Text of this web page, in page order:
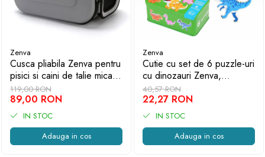
Zenva
Cusca pliabila Zenva pentru
pisici si caini de talie mica -
portabila, aerisita si usor de
transportat, Gri
119,00 RON
89,00 RON
IN STOC
Adauga in cos
Zenva
Cutie cu set de 6 puzzle-uri
cu dinozauri Zenva,
lemn/metal, multicolor, 16 x
10 x 7 cm
40,57 RON
22,27 RON
IN STOC
Adauga in cos